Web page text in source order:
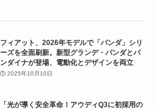
フィアット、2026年モデルで「パンダ」シリ
ーズを全面刷新。新型グランデ・パンダとパ
ンダイナが登場、電動化とデザインを両立
2025年10月10日
「光が導く安全革命！アウディQ3に初採用の